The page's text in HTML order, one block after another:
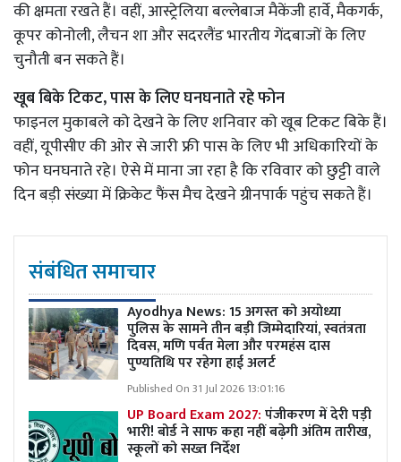
की क्षमता रखते हैं। वहीं, आस्ट्रेलिया बल्लेबाज मैकेंजी हार्वे, मैकगर्क,
कूपर कोनोली, लैचन शा और सदरलैंड भारतीय गेंदबाजों के लिए
चुनौती बन सकते हैं।
खूब बिके टिकट, पास के लिए घनघनाते रहे फोन
फाइनल मुकाबले को देखने के लिए शनिवार को खूब टिकट बिके हैं।
वहीं, यूपीसीए की ओर से जारी फ्री पास के लिए भी अधिकारियों के
फोन घनघनाते रहे। ऐसे में माना जा रहा है कि रविवार को छुट्टी वाले
दिन बड़ी संख्या में क्रिकेट फैंस मैच देखने ग्रीनपार्क पहुंच सकते हैं।
संबंधित समाचार
Ayodhya News: 15 अगस्त को अयोध्या
पुलिस के सामने तीन बड़ी जिम्मेदारियां, स्वतंत्रता
दिवस, मणि पर्वत मेला और परमहंस दास
पुण्यतिथि पर रहेगा हाई अलर्ट
Published On 31 Jul 2026 13:01:16
UP Board Exam 2027:पंजीकरण में देरी पड़ी
भारी! बोर्ड ने साफ कहा नहीं बढ़ेगी अंतिम तारीख,
स्कूलों को सख्त निर्देश